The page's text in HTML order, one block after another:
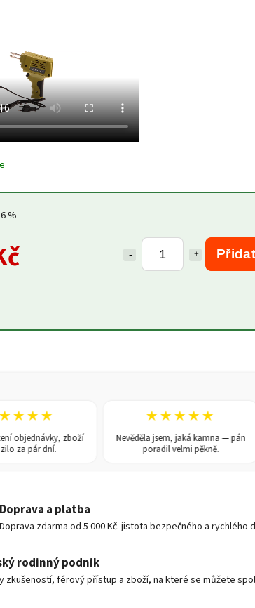
%
zboží
pár dní.
★★★★★
Nevěděla jsem, jaká kamna — pán
poradil velmi pěkně.
Doprava a platba
Doprava zdarma od 5 000 Kč. jistota bezpečného a rychlého
rodinný podnik
zkušeností, férový přístup a zboží, na které se můžete